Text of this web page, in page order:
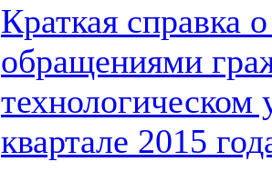
Краткая справка
обращениями
технологическом
квартале 2015